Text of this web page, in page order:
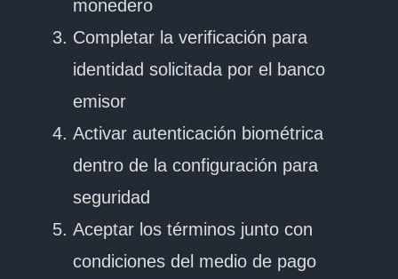
monedero
Completar la verificación para
identidad solicitada por el banco
emisor
Activar autenticación biométrica
dentro de la configuración para
seguridad
Aceptar los términos junto con
condiciones del medio de pago